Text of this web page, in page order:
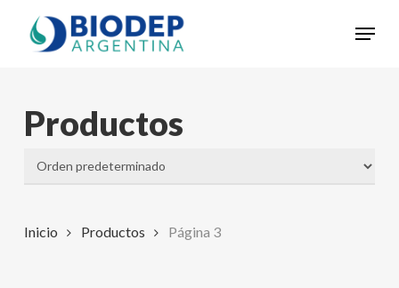
Menu
Productos
Inicio Productos Página 3